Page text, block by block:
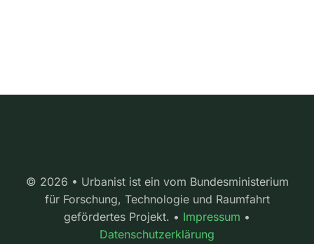
© 2026 • Urbanist ist ein vom Bundesministerium
für Forschung, Technologie und Raumfahrt
gefördertes Projekt. • Impressum •
Datenschutzerklärung